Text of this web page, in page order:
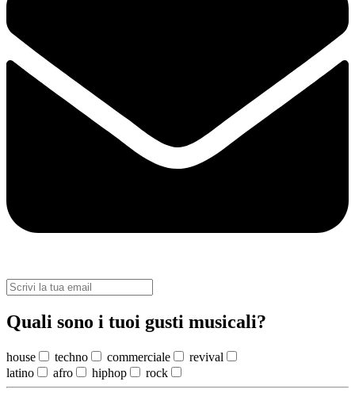
Quali sono i tuoi gusti musicali?
house techno commerciale
revival
latino
afro hiphop rock